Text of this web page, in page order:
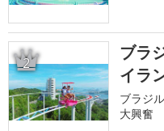
2
ブラ
イラ
ブラジ
大興奮